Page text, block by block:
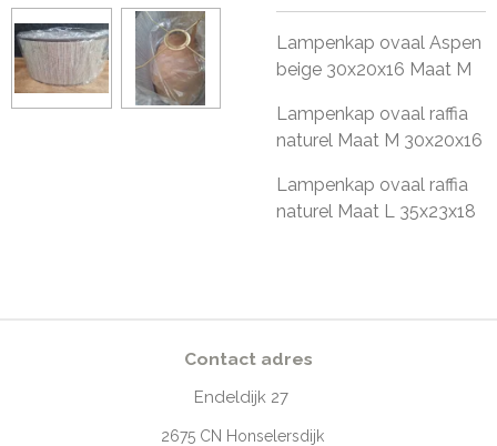
Lampenkap ovaal Aspen
beige 30x20x16 Maat M
Lampenkap ovaal raffia
naturel Maat M 30x20x16
Lampenkap ovaal raffia
naturel Maat L 35x23x18
Contact adres
Endeldijk 27
2675 CN Honselersdijk